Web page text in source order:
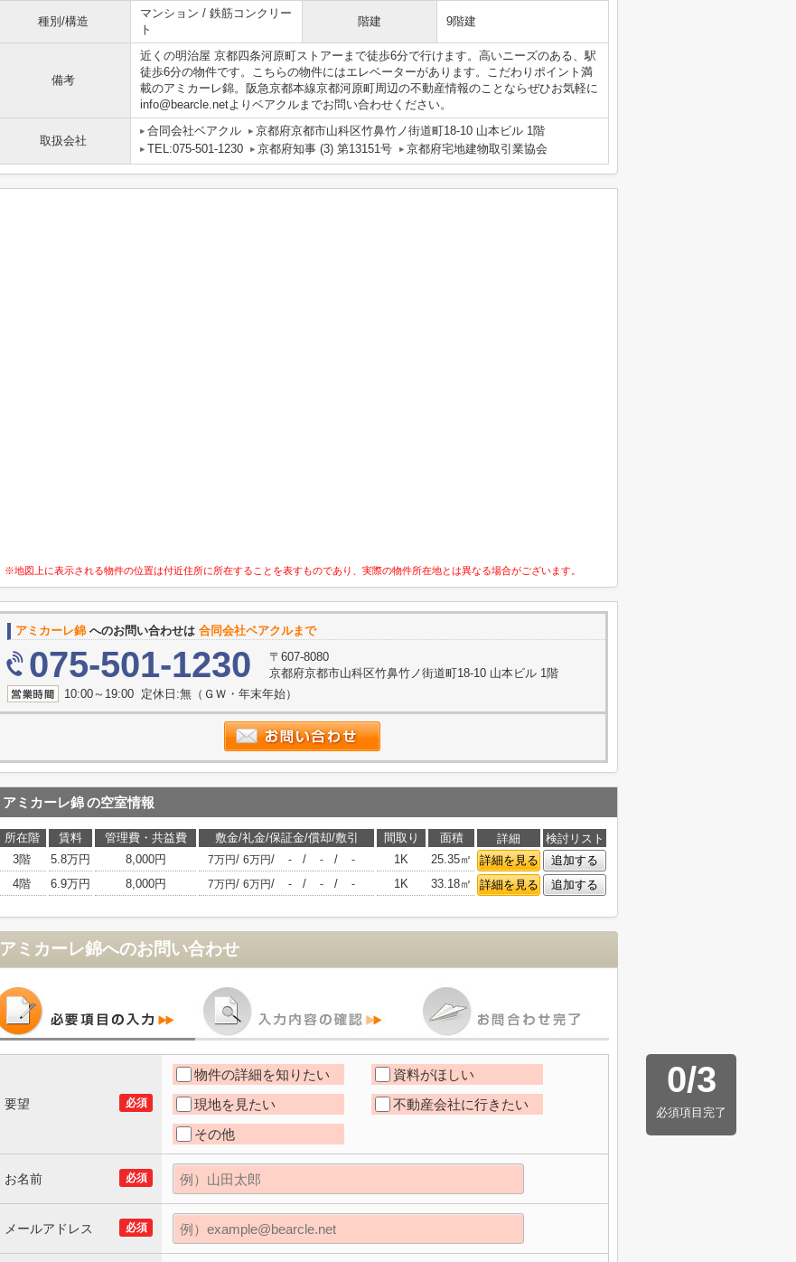
種別/構造
マンション / 鉄筋コンクリー
ト
階建 9階建
備考
近くの明治屋 京都四条河原町ストアーまで徒歩6分で行けます。高いニーズのある、駅
徒歩6分の物件です。こちらの物件にはエレベーターがあります。こだわりポイント満
載のアミカーレ錦。阪急京都本線京都河原町周辺の不動産情報のことならぜひお気軽に
info@bearcle.netよりベアクルまでお問い合わせください。
取扱会社
合同会社ベアクル
京都府京都市山科区竹鼻竹ノ街道町18-10 山本ビル 1階
TEL:075-501-1230
京都府知事 (3) 第13151号 京都府宅地建物取引業協会
※地図上に表示される物件の位置は付近住所に所在することを表すものであり、実際の物件所在地とは異なる場合がございます。
アミカーレ錦 へのお問い合わせは 合同会社ベアクルまで
075-501-1230
〒607-8080
京都府京都市山科区竹鼻竹ノ街道町18-10 山本ビル 1階
10:00～19:00 定休日:無（ＧＷ・年末年始）
アミカーレ錦の空室情報
所在階 賃料 管理費・共益費 敷金/礼金/保証金/償却/敷引 間取り 面積 詳細
検討リスト
3階
5.8万円 8,000円 7万円/ 6万円/ - / - / - 1K 25.35㎡ 詳細を見る
追加する
4階
6.9万円 8,000円 7万円/ 6万円/ - / - / - 1K 33.18㎡ 詳細を見る 追加する
アミカーレ錦へのお問い合わせ
0/3
必須項目完了
必須
要望
物件の詳細を知りたい
資料がほしい
現地を見たい
不動産会社に行きたい
その他
必須
お名前
必須
メールアドレス